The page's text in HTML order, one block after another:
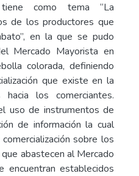
como tema “La
de los productores que
en la que se pudo
Mercado Mayorista en
colorada, definiendo
que existe en la
los comerciantes.
uso de instrumentos de
de información la cual
sobre los
abastecen al Mercado
establecidos